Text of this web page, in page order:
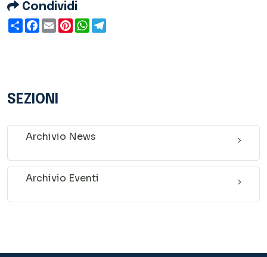
Condividi
Condividi
Facebook
EmailPinterest
WhatsApp
SEZIONI
Archivio News
Archivio Eventi